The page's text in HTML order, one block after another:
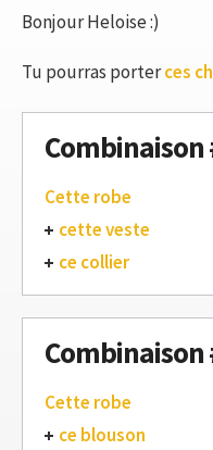
Bonjour Heloise :)
Tu pourras porterces
Combinaison
Cette robe
cette veste
ce collier
Combinaison
Cette robe
ce blouson